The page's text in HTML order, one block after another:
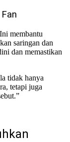
membantu
saringan dan
dan memastikan
tidak hanya
tetapi juga